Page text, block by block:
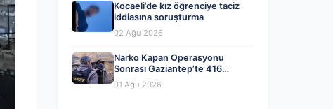
Kocaeli’de kız öğrenciye taciz
iddiasına soruşturma
02 Ağu 2026
Narko Kapan Operasyonu
Sonrası Gaziantep’te 416
Tutuklama
01 Ağu 2026